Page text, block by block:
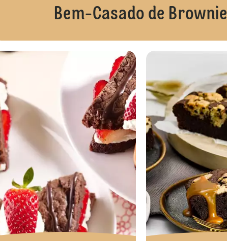
Bem-Casado de Brownie
de Brigadeiros Bolo no Cascão